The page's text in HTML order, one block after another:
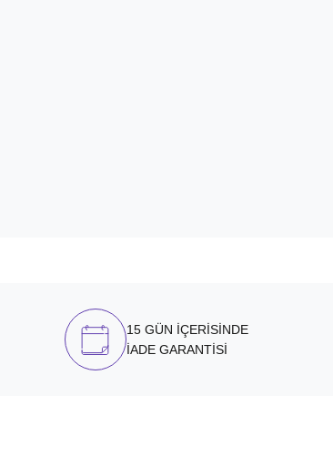
15 GÜN İÇERİSİNDE
İADE GARANTİSİ